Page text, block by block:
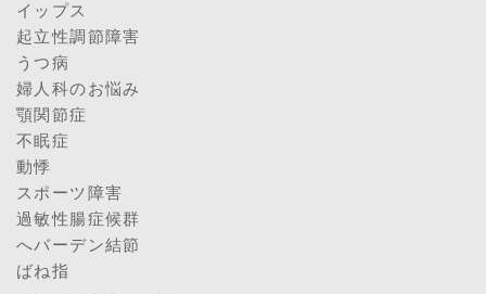
イップス
起立性調節障害
うつ病
婦人科のお悩み
顎関節症
不眠症
動悸
スポーツ障害
過敏性腸症候群
へバーデン結節
ばね指